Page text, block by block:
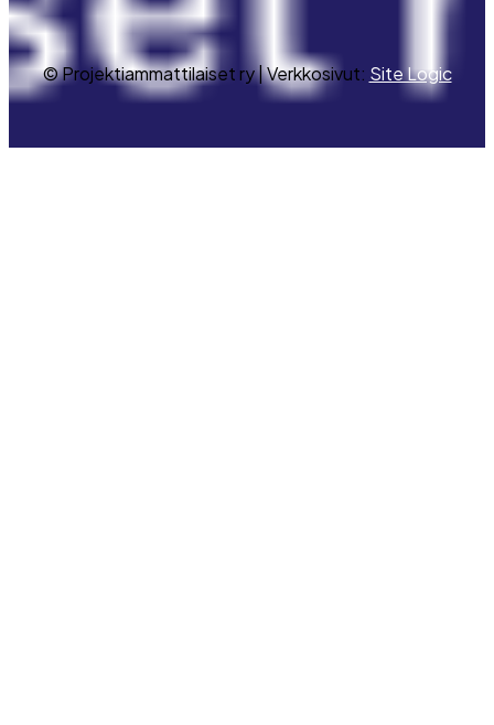
© Projektiammattilaiset ry | Verkkosivut: Site Logic